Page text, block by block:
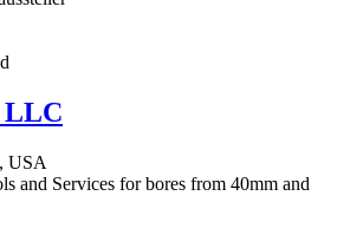
LLC
USA
and Services for bores from 40mm and